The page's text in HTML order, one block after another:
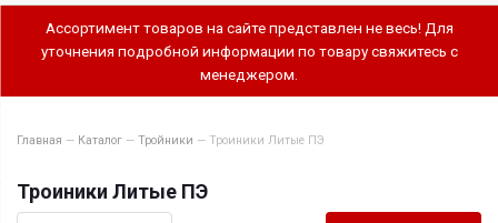
Ассортимент товаров на сайте представлен не весь! Для
уточнения подробной информации по товару свяжитесь с
менеджером.
Главная — Каталог — Тройники — Троиники Литые ПЭ
Троиники Литые ПЭ